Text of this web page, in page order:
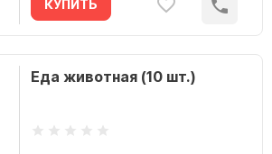
КУПИТЬ
Еда животная (10 шт.)